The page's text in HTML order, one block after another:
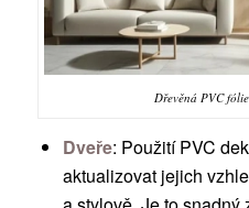
Dřevěná PVC
Dveře: Použití PVC
aktualizovat jejich